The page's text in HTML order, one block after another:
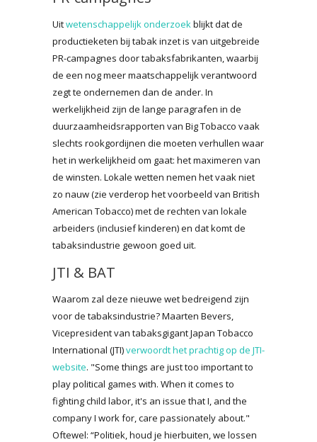
Uitwetenschappelijk onderzoekblijkt dat de
productieketen bij tabak inzet is van uitgebreide
PR-campagnes door tabaksfabrikanten, waarbij
de een nog meer maatschappelijk verantwoord
zegt te ondernemen dan de ander. In
werkelijkheid zijn de lange paragrafen in de
duurzaamheidsrapporten van Big Tobacco vaak
slechts rookgordijnen die moeten verhullen waar
het in werkelijkheid om gaat: het maximeren van
de winsten. Lokale wetten nemen het vaak niet
zo nauw (zie verderop het voorbeeld van British
American Tobacco) met de rechten van lokale
arbeiders (inclusief kinderen) en dat komt de
tabaksindustrie gewoon goed uit.
JTI & BAT
Waarom zal deze nieuwe wet bedreigend zijn
voor de tabaksindustrie? Maarten Bevers,
Vicepresident van tabaksgigant Japan Tobacco
International (JTI)verwoordt het prachtig op de JTI-
website. "Some things are just too important to
play political games with. When it comes to
fighting child labor, it's an issue that I, and the
company I work for, care passionately about."
Oftewel: “Politiek, houd je hierbuiten, we lossen